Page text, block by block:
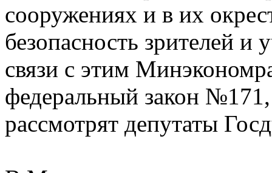
сооружениях и в их
безопасность зрителей и
связи с этим
федеральный закон
рассмотрят депутаты